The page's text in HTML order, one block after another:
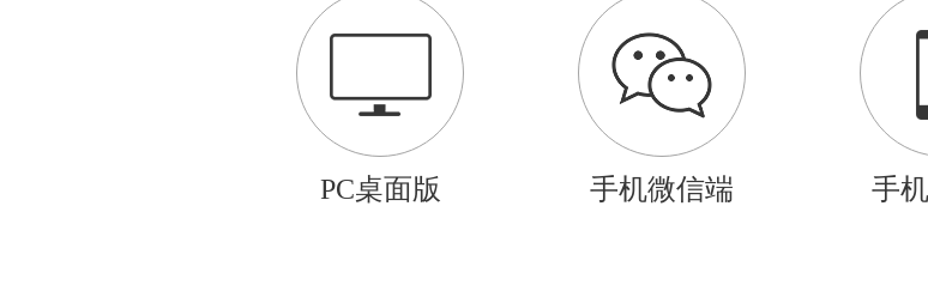
PC桌面版 手机微信端 手